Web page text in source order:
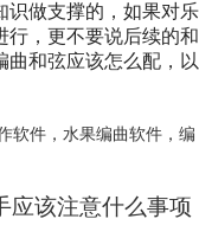
识做支撑的，如果对乐
行，更不要说后续的和
曲和弦应该怎么配，以
软件， 水果编曲软件， 编
应该注意什么事项